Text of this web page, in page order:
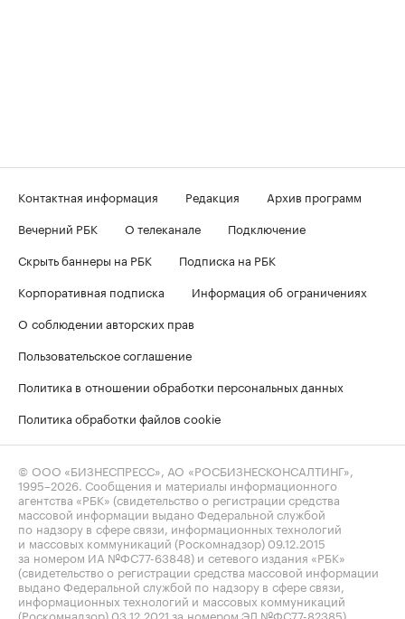
Контактная информация Редакция
Архив программ
Вечерний РБК
О телеканале
Подключение
Скрыть баннеры на РБК
Подписка на РБК
Корпоративная подписка
Информация об ограничениях
О соблюдении авторских прав
Пользовательское соглашение
Политика в отношении обработки персональных данных
Политика обработки файлов cookie
© ООО «БИЗНЕСПРЕСС», АО «РОСБИЗНЕСКОНСАЛТИНГ»,
1995–2026 . Сообщения и материалы информационного
агентства «РБК» (свидетельство о регистрации средства
массовой информации выдано Федеральной службой
по надзору в сфере связи, информационных технологий
и массовых коммуникаций (Роскомнадзор) 09.12.2015
за номером ИА №ФС77-63848) и сетевого издания «РБК»
(свидетельство о регистрации средства массовой информации
выдано Федеральной службой по надзору в сфере связи,
информационных технологий и массовых коммуникаций
(Роскомнадзор) 03.12.2021 за номером ЭЛ №ФС77-82385)